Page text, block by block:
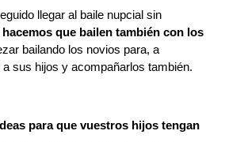
llegar al baile nupcial sin
que bailen también con los
bailando los novios para, a
sus hijos y acompañarlos también.
para que vuestros hijos tengan